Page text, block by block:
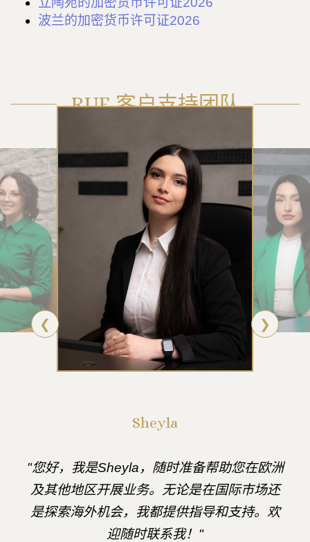
波兰的加密货币许可证2026
RUE 客户支持团队
❮ ❯
Sheyla
"您好，我是Sheyla，随时准备帮助您在欧洲
及其他地区开展业务。无论是在国际市场还
是探索海外机会，我都提供指导和支持。欢
迎随时联系我！"